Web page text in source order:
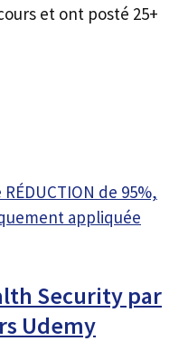
et ont posté 25+
de 95%,
appliquée
Security par
Udemy